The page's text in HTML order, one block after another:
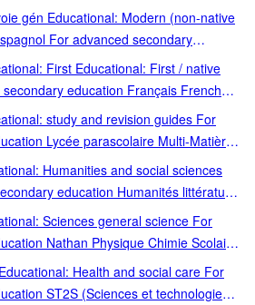
gén Educational: Modern (non-native
For advanced secondary
général et tech Spanish
First Educational: First / native
education Français French
languagestudy and revision guides For
Lycée parascolaire Multi-Matières
Humanities and social sciences
education Humanités littérature
et techSciences general science For
Nathan Physique Chimie Scolaire
History Histoire Géographie
Multi voies Multi voies
Health and social care For
ST2S (Sciences et technologies